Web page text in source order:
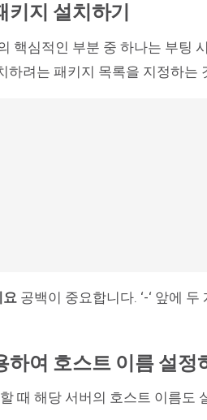
지 설치하기
핵심적인 부분 중 하나는 부팅
하려는 패키지 목록을 지정하는
요 공백이 중요합니다. ‘-‘ 앞에
하여 호스트 이름 설정
때 해당 서버의 호스트 이름도